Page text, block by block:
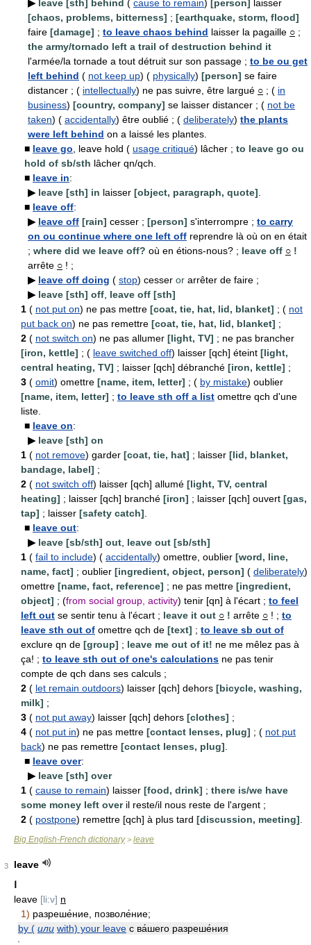
▶ leave [sth] behind ( cause to remain) [person]
laisser
[chaos, problems, bitterness] ; [earthquake, storm, flood]
faire [damage] ; to leave chaos behind laisser la pagaille ○ ;
the army/tornado left a trail of destruction behind it
l'armée/la tornade a tout détruit sur son passage ; to be ou get
left behind ( not keep up) ( physically) [person] se faire
distancer ; ( intellectually) ne pas suivre, être largué ○ ; ( in
business) [country, company] se laisser distancer ; ( not be
taken) ( accidentally) être oublié ; ( deliberately) the plants
were left behind on a laissé les plantes.
■ leave go , leave hold ( usage critiqué) lâcher ; to leave go ou
hold of sb/sth lâcher qn/qch.
■ leave in:
▶ leave [sth] in laisser [object, paragraph, quote]
■ leave off:
▶ leave off [rain] cesser ; [person] s'interrompre ; to carry
on ou continue where one left off reprendre là où on en était
; where did we leave off? où en étions-nous? ; leave off ○ !
arrête ○ ! ;
▶ leave off doing ( stop) cesser or arrêter de faire ;
▶ leave [sth] off leave off [sth]
1 ( not put on) ne pas mettre [coat, tie, hat, lid, blanket] ; ( not
put back on) ne pas remettre [coat, tie, hat, lid, blanket] ;
2 ( not switch on) ne pas allumer [light, TV] ; ne pas brancher
[iron, kettle] ; ( leave switched off) laisser [qch] éteint [light,
central heating, TV] ; laisser [qch] débranché [iron, kettle] ;
3 ( omit) omettre [name, item, letter] ; ( by mistake) oublier
[name, item, letter] ; to leave sth off a list omettre qch d'une
liste.
■ leave on:
▶ leave [sth] on
1 ( not remove) garder [coat, tie, hat] ; laisser [lid, blanket,
bandage, label] ;
2 ( not switch off) laisser [qch] allumé [light, TV, central
heating] ; laisser [qch] branché [iron] ; laisser [qch] ouvert [gas,
tap] ; laisser [safety catch]
■ leave out:
▶ leave [sb/sth] out leave out [sb/sth]
1 ( fail to include) ( accidentally) omettre, oublier [word, line,
name, fact] ; oublier [ingredient, object, person] ( deliberately)
omettre [name, fact, reference] ; ne pas mettre [ingredient,
object] ; (from social group, activity) tenir [qn] à l'écart ; to feel
left out se sentir tenu à l'écart ; leave it out ○ ! arrête ○ ! ; to
leave sth out of omettre qch de [text] ; to leave sb out of
exclure qn de [group] ; leave me out of it! ne me mêlez pas à
ça! ; to leave sth out of one's calculations ne pas tenir
compte de qch dans ses calculs ;
2 ( let remain outdoors) laisser [qch] dehors [bicycle, washing,
milk] ;
3 ( not put away) laisser [qch] dehors [clothes] ;
4 ( not put in) ne pas mettre [contact lenses, plug] ; ( not put
back) ne pas remettre [contact lenses, plug]
■ leave over:
▶ leave [sth] over
1 ( cause to remain) laisser [food, drink] ; there is/we have
some money left overil reste/il nous reste de l'argent ;
2 ( postpone) remettre [qch] à plus tard [discussion, meeting]
Big English-French dictionary> leave
3
leave
Ⅰ
leave [li:v] n
1) разреше́ние, позволе́ние;
by ( или with) your leave с ва́шего разреше́ния